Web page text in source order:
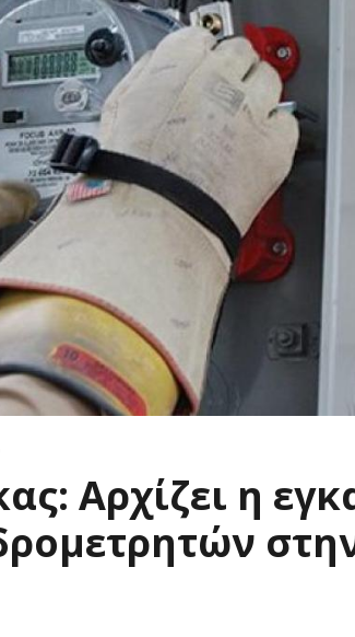
Αρχίζει η